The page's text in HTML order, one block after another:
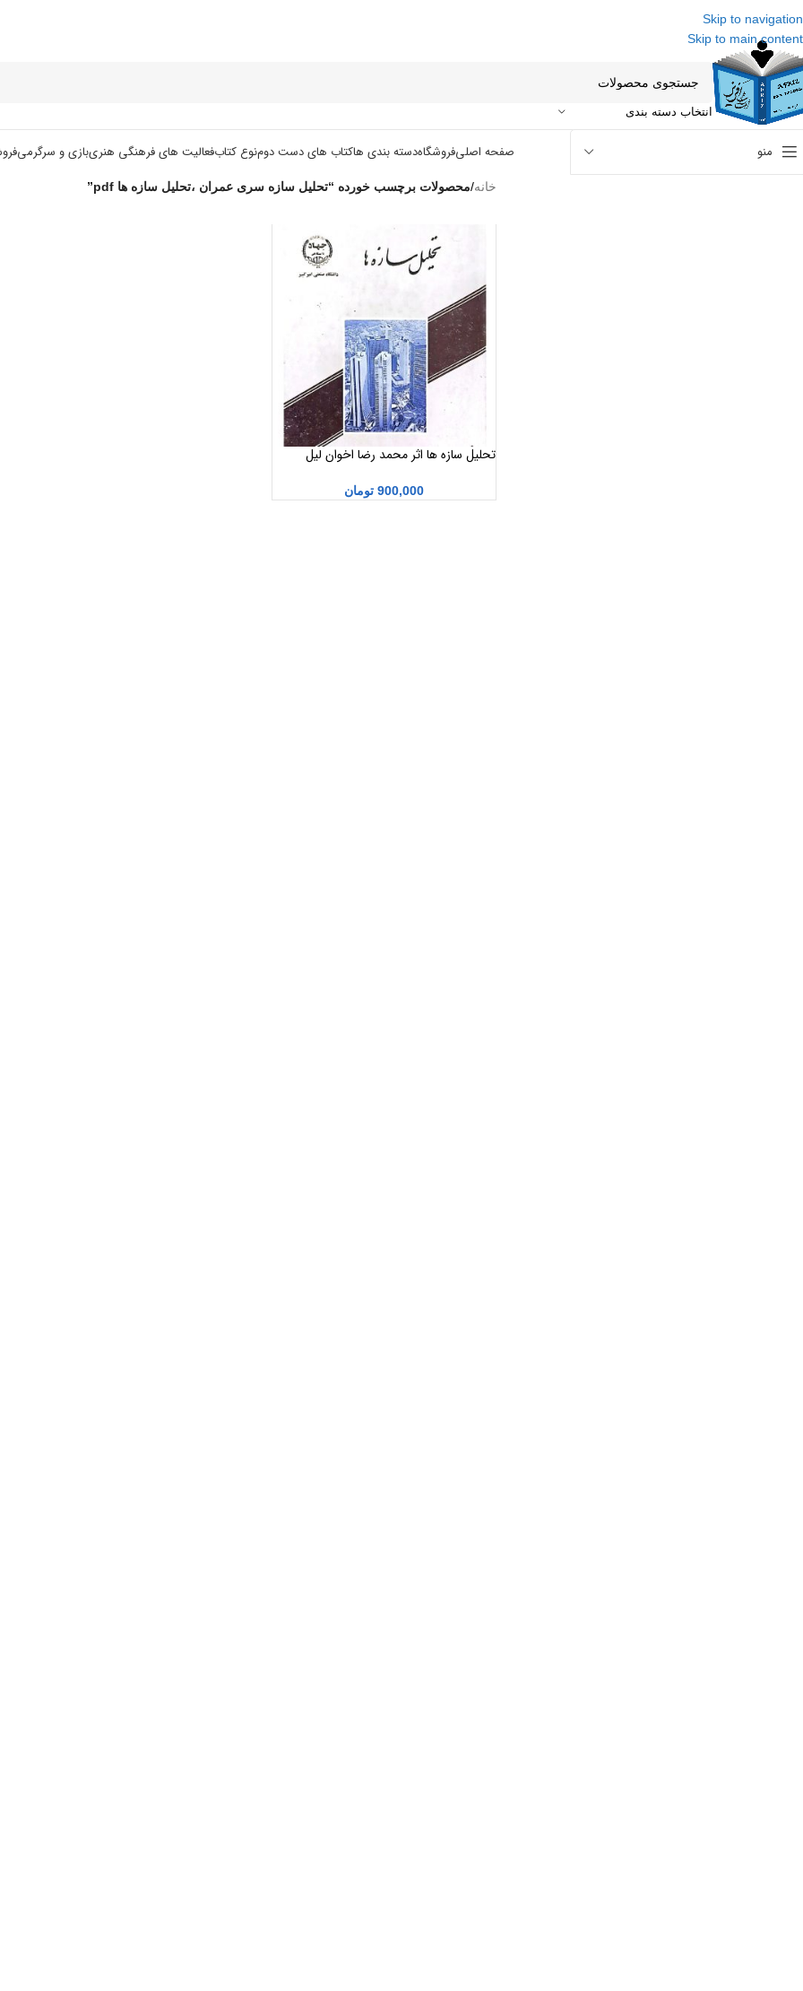
Skip to navigation
Skip to main content
انتخاب دسته بندی
منو صفحه اصلیفروشگاهدسته بندی هاکتاب های دست دومنوع کتابفعالیت های فرهنگی هنریبازی و سرگرمی
خانه/محصولات برچسب خورده “تحلیل سازه سری عمران ،تحلیل سازه ها pdf”
تحلیل سازه ها اثر محمد رضا اخوان لیل
900,000 تومان